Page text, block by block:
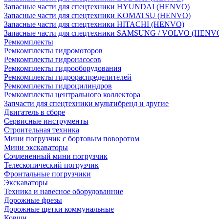
Запасные части для спецтехники HYUNDAI (HENVO)
Запасные части для спецтехники KOMATSU (HENVO)
Запасные части для спецтехники HITACHI (HENVO)
Запасные части для спецтехники SAMSUNG / VOLVO
Ремкомплекты
Ремкомплекты гидромоторов
Ремкомплекты гидронасосов
Ремкомплекты гидрооборудования
Ремкомплекты гидрораспределителей
Ремкомплекты гидроцилиндров
Ремкомплекты центрального коллектора
Запчасти для спецтехники мультибренд и другие
Двигатель в сборе
Сервисные инструменты
Строительная техника
Мини погрузчик с бортовым поворотом
Мини экскаваторы
Сочлененный мини погрузчик
Телескопический погрузчик
Фронтальные погрузчики
Экскаваторы
Техника и навесное оборудованние
Дорожные фрезы
Дорожные щетки коммунальные